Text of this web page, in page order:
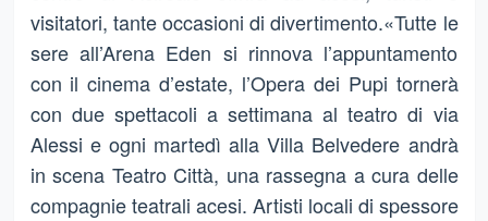
visitatori, tante occasioni di divertimento.«Tutte le
sere all’Arena Eden si rinnova l’appuntamento
con il cinema d’estate, l’Opera dei Pupi tornerà
con due spettacoli a settimana al teatro di via
Alessi e ogni martedì alla Villa Belvedere andrà
in scena Teatro Città, una rassegna a cura delle
compagnie teatrali acesi. Artisti locali di spessore